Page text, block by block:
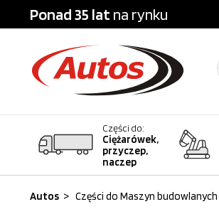
Ponad 35 lat na rynku
Części do:
Ciężarówek,
przyczep,
naczep
Autos > Części do Maszyn budowlanych